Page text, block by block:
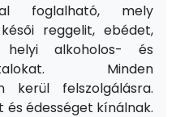
foglalható, mely
reggelit, ebédet,
alkoholos- és
Minden
kerül felszolgálásra.
édességet kínálnak.